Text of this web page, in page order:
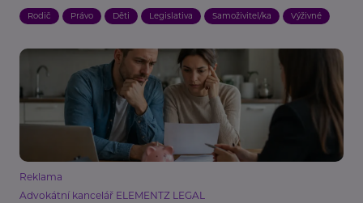
Rodič Právo Děti Legislativa Samoživitel/ka Výživné
Reklama
Advokátní kancelář ELEMENTZ LEGAL